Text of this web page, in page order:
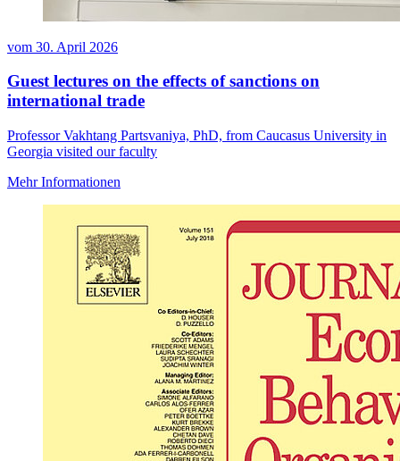
vom 30. April 2026
Guest lectures on the effects of sanctions on
international trade
Professor Vakhtang Partsvaniya, PhD, from Caucasus University in
Georgia visited our faculty
Mehr Informationen